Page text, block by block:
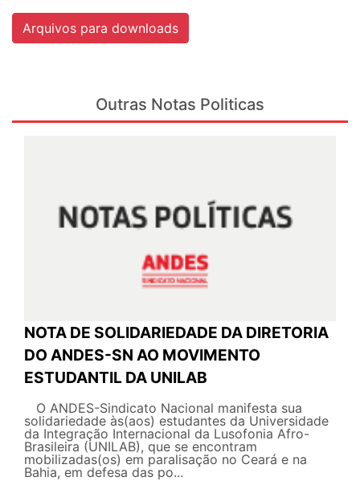
Arquivos para downloads
Outras Notas Politicas
NOTA DE SOLIDARIEDADE DA DIRETORIA
DO ANDES-SN AO MOVIMENTO
ESTUDANTIL DA UNILAB
O ANDES-Sindicato Nacional manifesta sua
solidariedade às(aos) estudantes da Universidade
da Integração Internacional da Lusofonia Afro-
Brasileira (UNILAB), que se encontram
mobilizadas(os) em paralisação no Ceará e na
Bahia, em defesa das po...